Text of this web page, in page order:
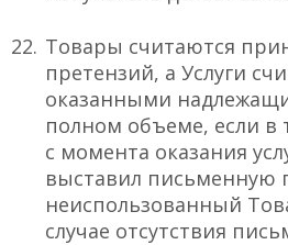
Товары считаются
претензий, а Услуги
оказанными
полном объеме, если в
с момента оказания
выставил письменную
неиспользованный
случае отсутствия